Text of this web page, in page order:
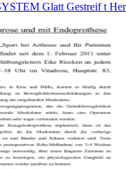
Glatt Gestreif t